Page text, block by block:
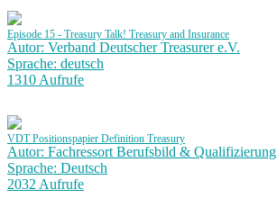
Episode 15 - Treasury Talk! Treasury and Insurance
Autor: Verband Deutscher Treasurer e.V.
Sprache: deutsch
1310 Aufrufe
VDT Positionspapier Definition Treasury
Autor: Fachressort Berufsbild & Qualifizierung
Sprache: Deutsch
2032 Aufrufe